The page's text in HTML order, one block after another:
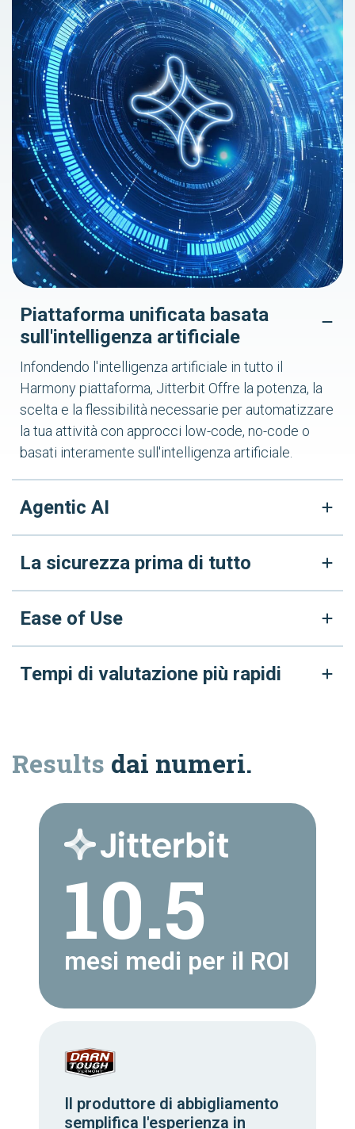
Piattaforma unificata basata
sull'intelligenza artificiale
Infondendo l'intelligenza artificiale in tutto il
Harmony piattaforma, Jitterbit Offre la potenza, la
scelta e la flessibilità necessarie per automatizzare
la tua attività con approcci low-code, no-code o
basati interamente sull'intelligenza artificiale.
Agentic AI
La sicurezza prima di tutto
Ease of Use
Tempi di valutazione più rapidi
Results dai numeri.
10.5
mesi medi per il ROI
Il produttore di abbigliamento
semplifica l'esperienza in